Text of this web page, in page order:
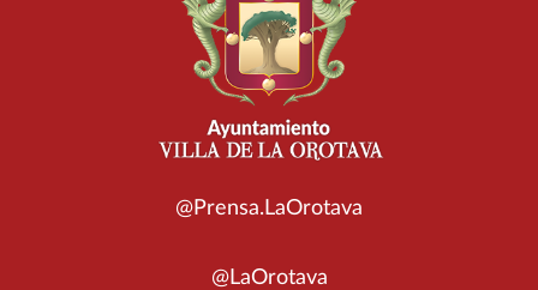
@Prensa.LaOrotava
@LaOrotava